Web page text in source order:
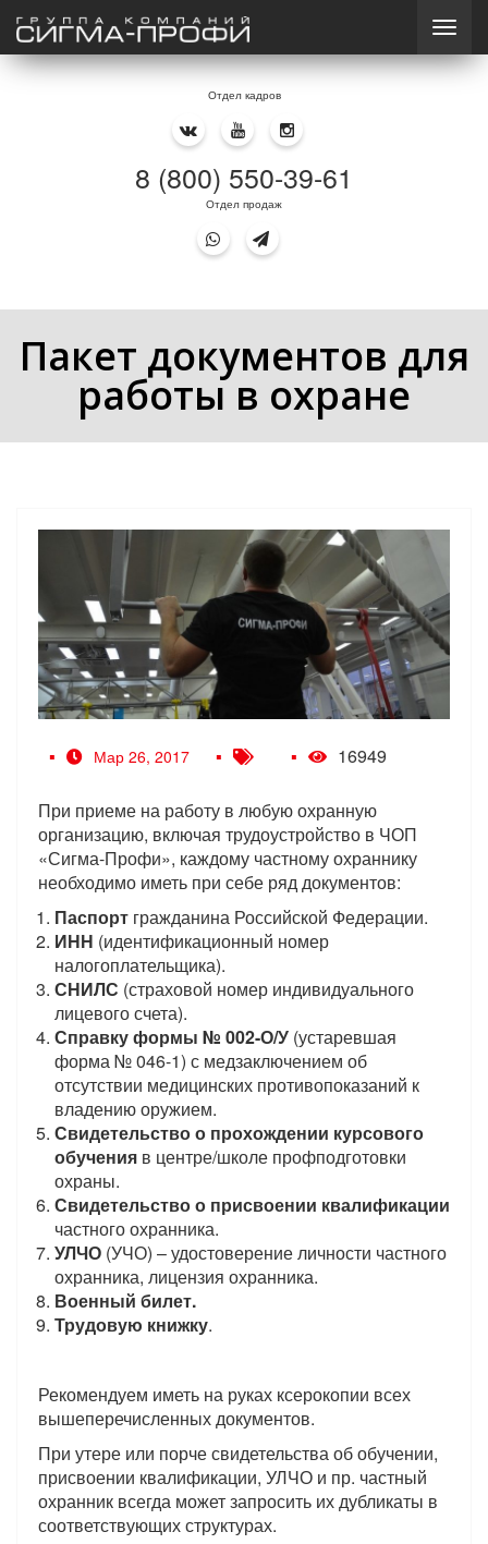
Отдел кадров
8 (800) 550-39-61
Отдел продаж
Пакет документов для
работы в охране
Мар 26, 2017 16949
При приеме на работу в любую охранную
организацию, включая трудоустройство в ЧОП
«Сигма-Профи», каждому частному охраннику
необходимо иметь при себе ряд документов:
Паспорт гражданина Российской Федерации.
ИНН (идентификационный номер
налогоплательщика).
СНИЛС (страховой номер индивидуального
лицевого счета).
Справку формы № 002-О/У (устаревшая
форма № 046-1) с медзаключением об
отсутствии медицинских противопоказаний к
владению оружием.
Свидетельство о прохождении курсового
обучения в центре/школе профподготовки
охраны.
Свидетельство о присвоении квалификации
частного охранника.
УЛЧО (УЧО) – удостоверение личности частного
охранника, лицензия охранника.
Военный билет.
Трудовую книжку.
Рекомендуем иметь на руках ксерокопии всех
вышеперечисленных документов.
При утере или порче свидетельства об обучении,
присвоении квалификации, УЛЧО и пр. частный
охранник всегда может запросить их дубликаты в
соответствующих структурах.